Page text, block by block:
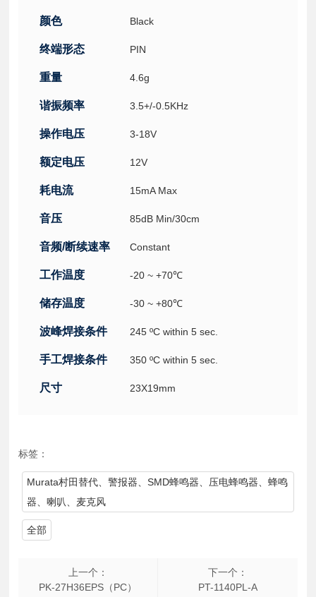
颜色 Black
终端形态 PIN
重量 4.6g
谐振频率 3.5+/-0.5KHz
操作电压 3-18V
额定电压 12V
耗电流 15mA Max
音压 85dB Min/30cm
音频/断续速率 Constant
工作温度 -20 ~ +70℃
储存温度 -30 ~ +80℃
波峰焊接条件 245 ºC within 5 sec.
手工焊接条件 350 ºC within 5 sec.
尺寸 23X19mm
标签：
Murata村田替代、警报器、SMD蜂鸣器、压电蜂鸣器、蜂鸣
器、喇叭、麦克风
全部
上一个：
PK-27H36EPS（PC）
下一个：
PT-1140PL-A